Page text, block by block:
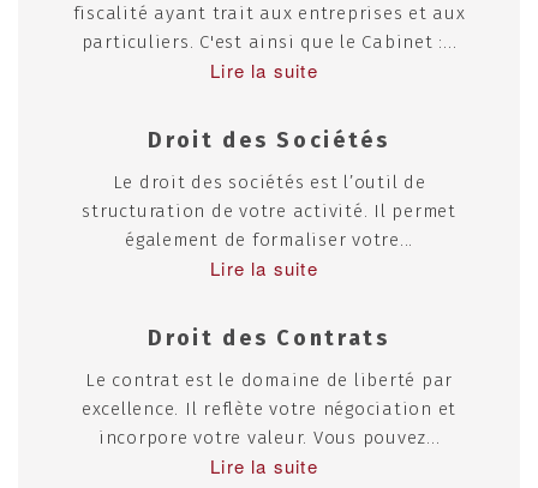
fiscalité ayant trait aux entreprises et aux
particuliers. C'est ainsi que le Cabinet :...
Lire la suite
Droit des Sociétés
Le droit des sociétés est l’outil de
structuration de votre activité. Il permet
également de formaliser votre...
Lire la suite
Droit des Contrats
Le contrat est le domaine de liberté par
excellence. Il reflète votre négociation et
incorpore votre valeur. Vous pouvez...
Lire la suite